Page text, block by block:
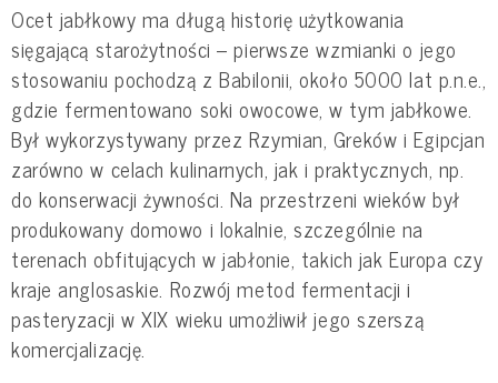
Ocet jabłkowy ma długą historię użytkowania
sięgającą starożytności – pierwsze wzmianki o jego
stosowaniu pochodzą z Babilonii, około 5000 lat p.n.e.,
gdzie fermentowano soki owocowe, w tym jabłkowe.
Był wykorzystywany przez Rzymian, Greków i Egipcjan
zarówno w celach kulinarnych, jak i praktycznych, np.
do konserwacji żywności. Na przestrzeni wieków był
produkowany domowo i lokalnie, szczególnie na
terenach obfitujących w jabłonie, takich jak Europa czy
kraje anglosaskie. Rozwój metod fermentacji i
pasteryzacji w XIX wieku umożliwił jego szerszą
komercjalizację.